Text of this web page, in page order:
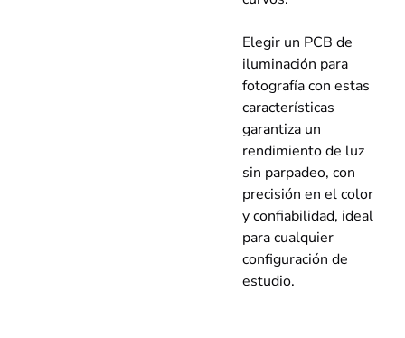
Elegir un PCB de
iluminación para
fotografía con estas
características
garantiza un
rendimiento de luz
sin parpadeo, con
precisión en el color
y confiabilidad, ideal
para cualquier
configuración de
estudio.